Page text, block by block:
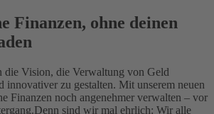
Finanzen, ohne deinen
Vision, die Verwaltung von Geld
innovativer zu gestalten. Mit unserem neuen
Finanzen noch angenehmer verwalten – vor
Denn sind wir mal ehrlich: Wir alle